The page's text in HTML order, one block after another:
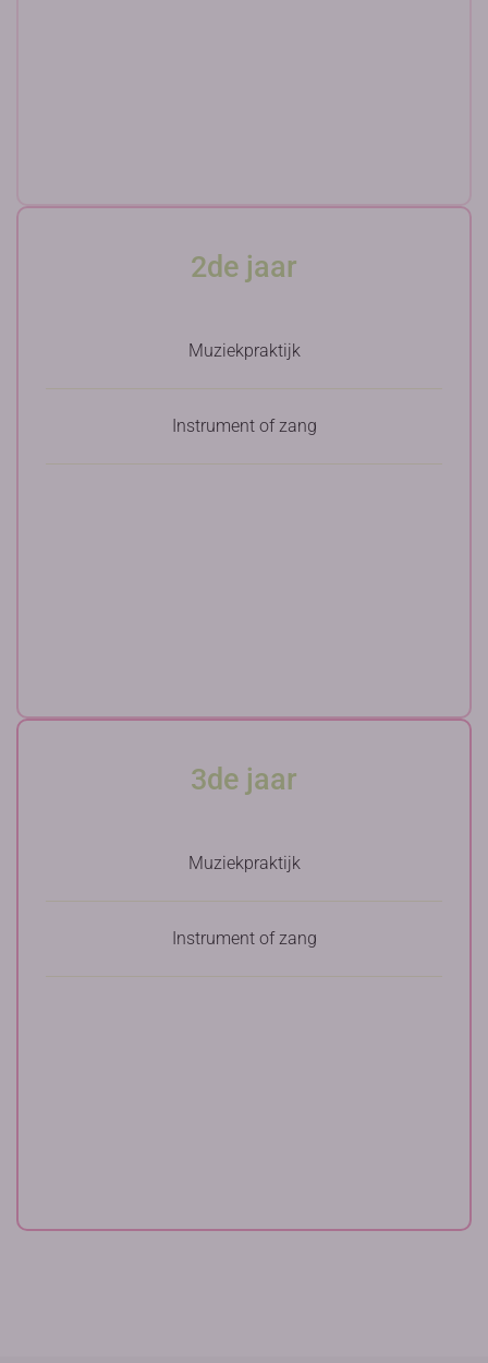
2de jaar
Muziekpraktijk
Instrument of zang
3de jaar
Muziekpraktijk
Instrument of zang